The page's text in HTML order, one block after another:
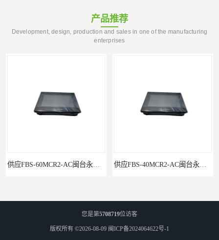
产品推荐
Development, design, production and sales in one of the manufacturing
enterprises
供应FBS-60MCR2-AC闽台永宏FATEKPLC 供应FBS-40MCR2-AC闽台永宏FATEKPLC
您是第5708719位访客
版权所有 ©2026-08-09 闽ICP备2024064622号-1